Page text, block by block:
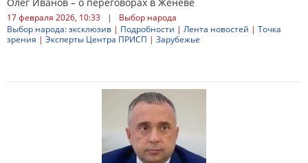
17 февраля 2026, 10:33 |
Выбор народа
Выбор народа: эксклюзив | Подробности | Лента новостей | Точка
зрения | Эксперты Центра ПРИСП | Зарубежье